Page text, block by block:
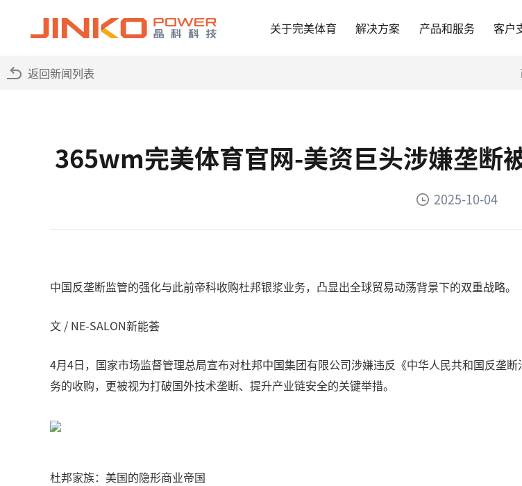
关于完美体育 解决方案 产品和服务 客户
返回新闻列表
365wm完美体育官网-美资巨头涉嫌垄断
2025-10-04
中国反垄断监管的强化与此前帝科收购杜邦银浆业务，凸显出全球贸易动荡背景下的双重战略。
文 / NE-SALON新能荟
4月4日，国家市场监督管理总局宣布对杜邦中国集团有限公司涉嫌违反《中华人民共和国反垄
务的收购，更被视为打破国外技术垄断、提升产业链安全的关键举措。
杜邦家族：美国的隐形商业帝国